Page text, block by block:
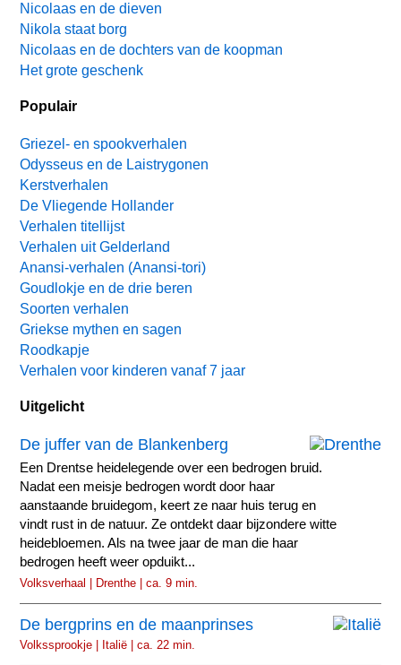
Nicolaas en de dieven
Nikola staat borg
Nicolaas en de dochters van de koopman
Het grote geschenk
Populair
Griezel- en spookverhalen
Odysseus en de Laistrygonen
Kerstverhalen
De Vliegende Hollander
Verhalen titellijst
Verhalen uit Gelderland
Anansi-verhalen (Anansi-tori)
Goudlokje en de drie beren
Soorten verhalen
Griekse mythen en sagen
Roodkapje
Verhalen voor kinderen vanaf 7 jaar
Uitgelicht
De juffer van de Blankenberg
Een Drentse heidelegende over een bedrogen bruid.
Nadat een meisje bedrogen wordt door haar
aanstaande bruidegom, keert ze naar huis terug en
vindt rust in de natuur. Ze ontdekt daar bijzondere witte
heidebloemen. Als na twee jaar de man die haar
bedrogen heeft weer opduikt...
Volksverhaal | Drenthe | ca. 9 min.
De bergprins en de maanprinses
Volkssprookje | Italië | ca. 22 min.